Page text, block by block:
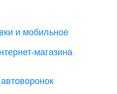
и мобильное
магазина